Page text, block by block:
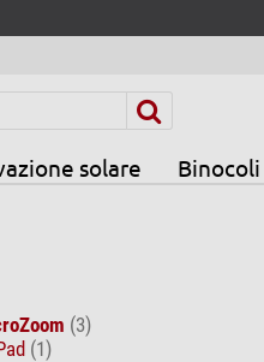
solare Binocoli
(3)
(1)